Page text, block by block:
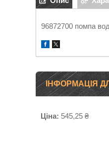
96872700 помпа
ІНФОРМАЦІЯ
Ціна: 545,25 ₴